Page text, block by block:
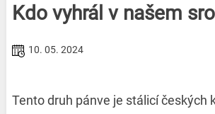
Kdo vyhrál v našem
10. 05. 2024
Tento druh pánve je stálicí českých